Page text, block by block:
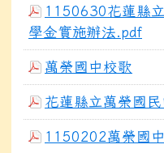
1150630花蓮縣
學金實施辦法.pdf
萬榮國中校歌
花蓮縣立萬榮國
1150202萬榮國